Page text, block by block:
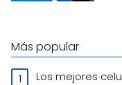
Más popular
Los mejores